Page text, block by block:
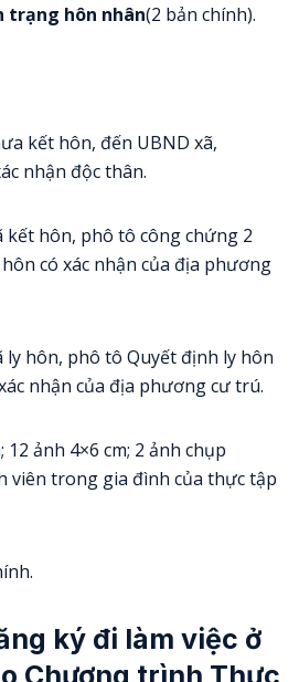
trạng hôn nhân(2 bản chính).
kết hôn, đến UBND xã,
nhận độc thân.
kết hôn, phô tô công chứng 2
có xác nhận của địa phương
ly hôn, phô tô Quyết định ly hôn
nhận của địa phương cư trú.
12 ảnh 4×6 cm; 2 ảnh chụp
viên trong gia đình của thực tập
ký đi làm việc ở
Chương trình Thực